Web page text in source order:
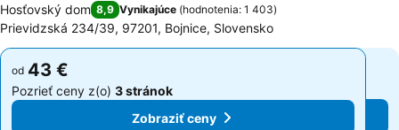
Hosťovský dom 8,9 Vynikajúce (hodnotenia: 1 403)
Prievidzská 234/39, 97201, Bojnice, Slovensko
od 43 €
Pozrieť ceny z(o) 3 stránok
Zobraziť ceny
od 43 €
Pozrieť ceny z(o) 3 stránok
Zobraziť ceny